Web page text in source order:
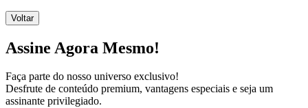
Voltar
Assine Agora Mesmo!
Faça parte do nosso universo exclusivo!
Desfrute de conteúdo premium, vantagens especiais e seja um
assinante privilegiado.